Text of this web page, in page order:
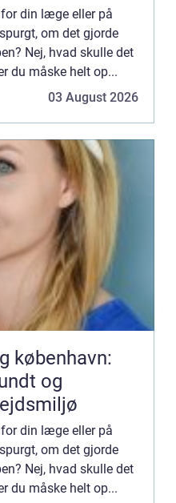
din læge eller på
om det gjorde
Nej, hvad skulle det
du måske helt op...
03 August 2026
københavn:
og
din læge eller på
om det gjorde
Nej, hvad skulle det
du måske helt op...